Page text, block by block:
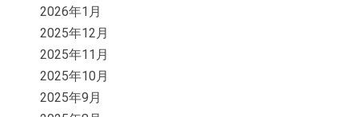
2026年1月
2025年12月
2025年11月
2025年10月
2025年9月